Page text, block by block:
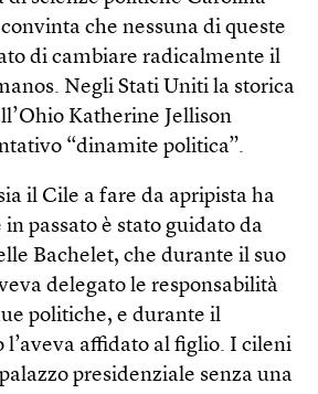
che nessuna di queste
di cambiare radicalmente il
Negli Stati Uniti la storica
Katherine Jellison
“dinamite politica”.
il Cile a fare da apripista ha
in passato è stato guidato da
Bachelet, che durante il suo
delegato le responsabilità
politiche, e durante il
l’aveva affidato al figlio. I cileni
presidenziale senza una